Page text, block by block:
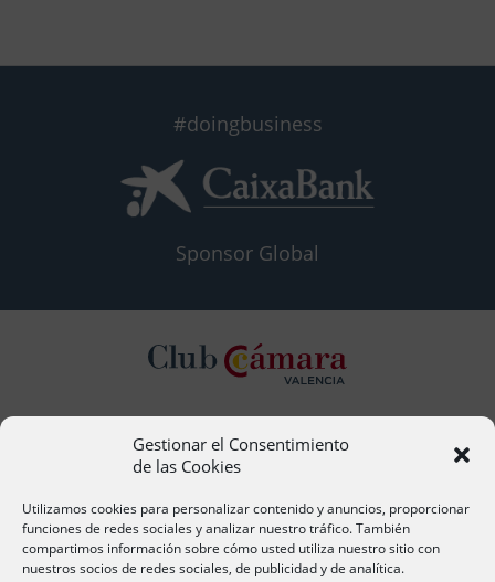
Gestionar el Consentimiento
de las Cookies
Utilizamos cookies para personalizar contenido y anuncios, proporcionar
funciones de redes sociales y analizar nuestro tráfico. También
compartimos información sobre cómo usted utiliza nuestro sitio con
nuestros socios de redes sociales, de publicidad y de analítica.
#doingbusiness
Sponsor Global
Contacto
acervera@camaravalencia.com
961 366 212